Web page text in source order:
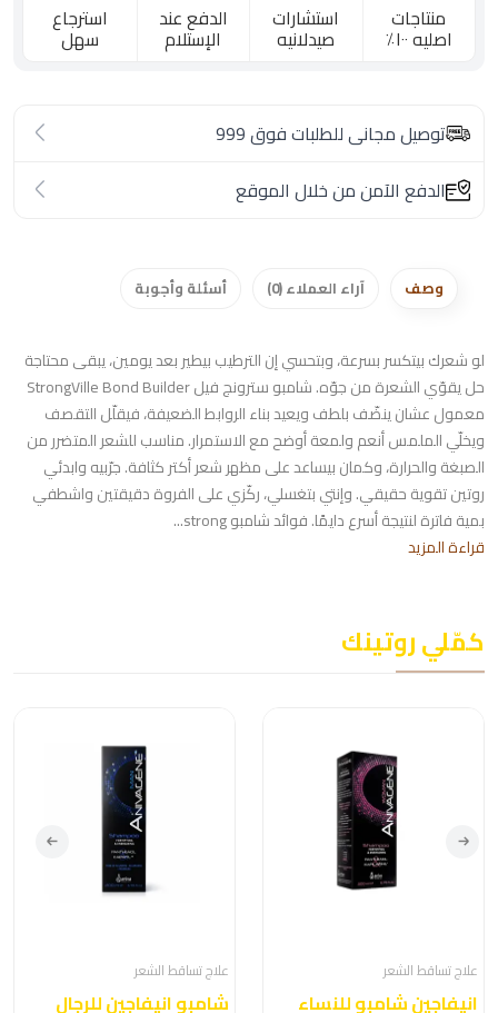
منتاجات
اصليه ١٠٠٪؜
استشارات
صيدلانيه
الدفع عند
الإستلام
استرجاع
سهل
توصيل مجانى للطلبات فوق 999
الدفع الآمن من خلال الموقع
وصف آراء العملاء (0) أسئلة وأجوبة
لو شعرك بيتكسر بسرعة، وبتحسي إن الترطيب بيطير بعد يومين، يبقى محتاجة
حل يقوّي الشعرة من جوّه. شامبو سترونج فيل StrongVille Bond Builder
معمول عشان ينضّف بلطف ويعيد بناء الروابط الضعيفة، فيقلّل التقصف
ويخلّي الملمس أنعم ولمعة أوضح مع الاستمرار. مناسب للشعر المتضرر من
الصبغة والحرارة، وكمان بيساعد على مظهر شعر أكتر كثافة. جرّبيه وابدئي
روتين تقوية حقيقي. وإنتي بتغسلي، ركّزي على الفروة دقيقتين واشطفي
بمية فاترة لنتيجة أسرع دايمًا. فوائد شامبو strong...
قراءة المزيد
كمّلي روتينك
علاج تساقط الشعر
انيفاجين شامبو للنساء
علاج تساقط الشعر
شامبو انيفاجين للرجال